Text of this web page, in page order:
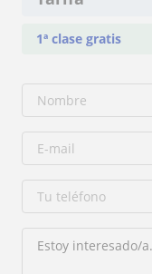
1ª clase gratis